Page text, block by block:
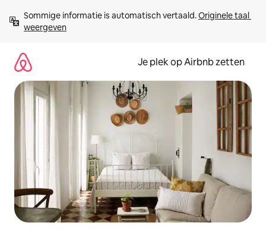
direct
naar
Sommige informatie is automatisch vertaald. Originele taal
weergeven
Je plek op Airbnb zetten